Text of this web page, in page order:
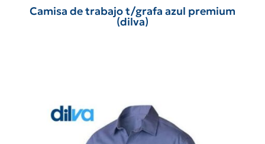
Camisa de trabajo t/grafa azul premium
(dilva)